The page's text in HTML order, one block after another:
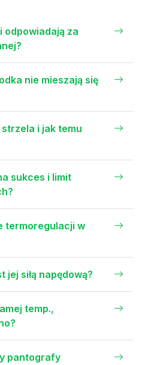
odpowiadają za
nie mieszają się
i jak temu
sukces i limit
termoregulacji w
jej siłą napędową?
temp.,
pantografy